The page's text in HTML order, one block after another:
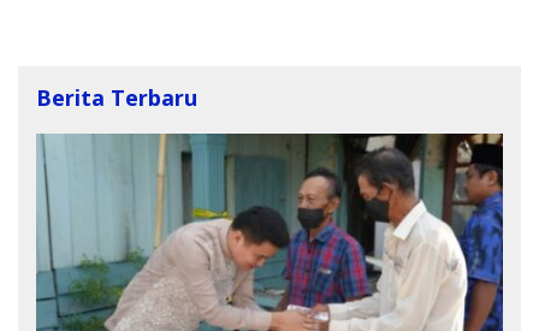
Berita Terbaru